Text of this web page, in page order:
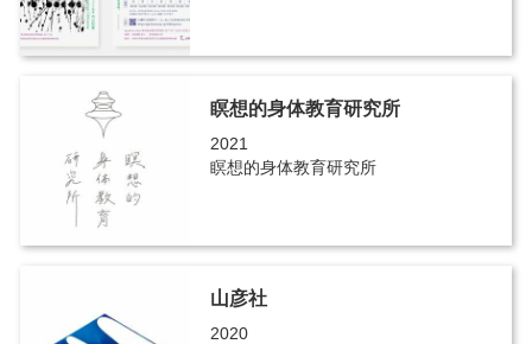
瞑想的身体教育研究所
2021
瞑想的身体教育研究所
山彦社
2020